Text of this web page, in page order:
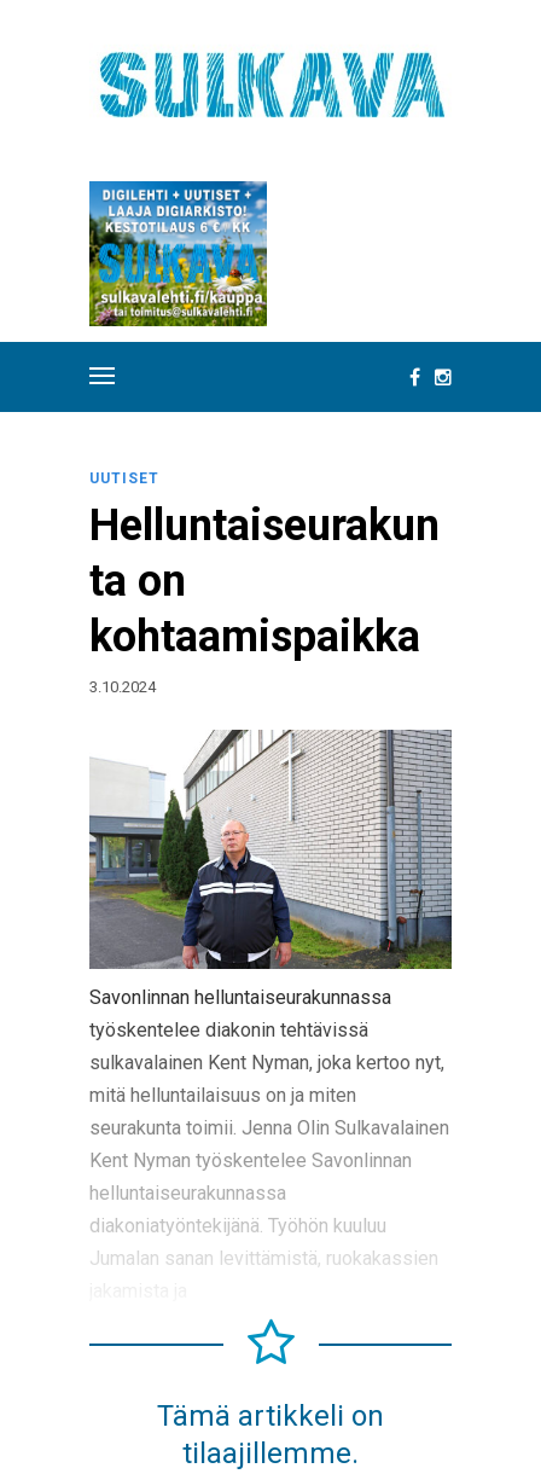
UUTISET
Helluntaiseurakun
ta on
kohtaamispaikka
3.10.2024
Savonlinnan helluntaiseurakunnassa
työskentelee diakonin tehtävissä
sulkavalainen Kent Nyman, joka kertoo nyt,
mitä helluntailaisuus on ja miten
seurakunta toimii. Jenna Olin Sulkavalainen
Kent Nyman työskentelee Savonlinnan
helluntaiseurakunnassa
diakoniatyöntekijänä. Työhön kuuluu
Jumalan sanan levittämistä, ruokakassien
Tämä artikkeli on
tilaajillemme.